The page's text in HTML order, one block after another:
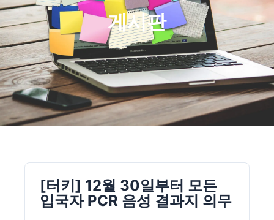
게시판
[터키] 12월 30일부터 모든
입국자 PCR 음성 결과지 의무